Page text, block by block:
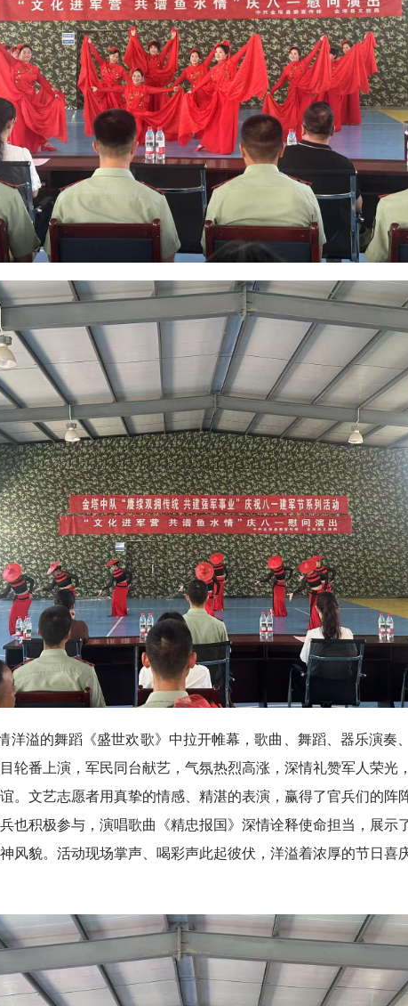
洋溢的舞蹈《盛世欢歌》中拉开帷幕，歌曲、舞蹈、器乐演奏
轮番上演，军民同台献艺，气氛热烈高涨，深情礼赞军人荣光
。文艺志愿者用真挚的情感、精湛的表演，赢得了官兵们的阵
也积极参与，演唱歌曲《精忠报国》深情诠释使命担当，展示
风貌。活动现场掌声、喝彩声此起彼伏，洋溢着浓厚的节日喜